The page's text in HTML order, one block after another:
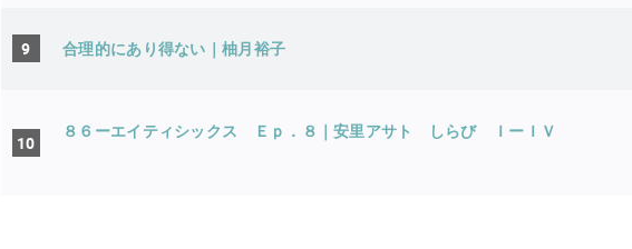
9 合理的にあり得ない｜柚月裕子
10
８６ーエイティシックス Ｅｐ．８｜安里アサト しらび ＩーＩＶ